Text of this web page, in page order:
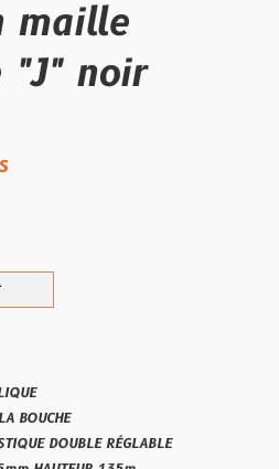
maille
"J" noir
BOUCHE
DOUBLE RÉGLABLE